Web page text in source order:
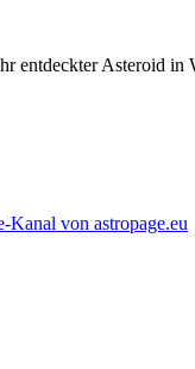
entdeckter Asteroid